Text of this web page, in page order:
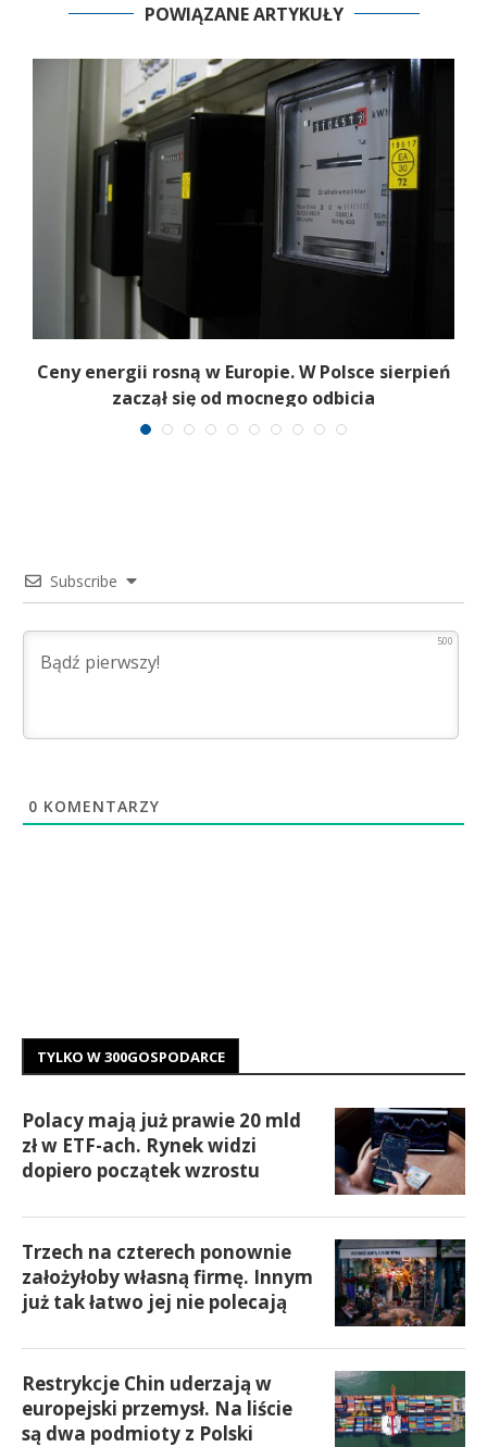
POWIĄZANE ARTYKUŁY
Ceny energii rosną w Europie. W Polsce sierpień
zaczął się od mocnego odbicia
Subscribe
500
0 KOMENTARZY
TYLKO W 300GOSPODARCE
Polacy mają już prawie 20 mld
zł w ETF-ach. Rynek widzi
dopiero początek wzrostu
Trzech na czterech ponownie
założyłoby własną firmę. Innym
już tak łatwo jej nie polecają
Restrykcje Chin uderzają w
europejski przemysł. Na liście
są dwa podmioty z Polski